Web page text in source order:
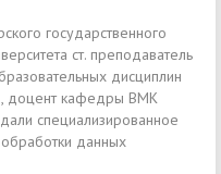
государственного
ст. преподаватель
дисциплин
доцент кафедры ВМК
специализированное
данных